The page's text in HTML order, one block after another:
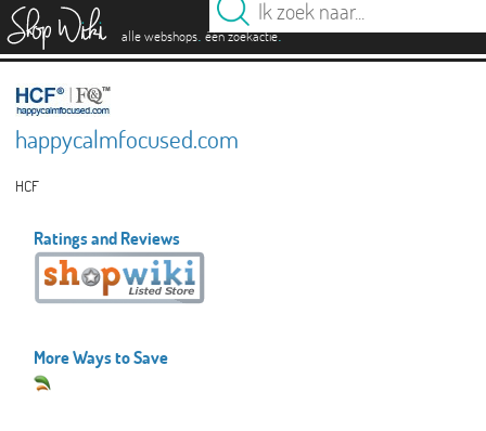
alle webshops. één zoekactie.
happycalmfocused.com
HCF
Ratings and Reviews
More Ways to Save